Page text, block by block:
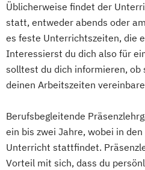
"Heilpflanzenkunde"
Gesundheitsberater/-
Gewichtsmanagement
Grundlagen der
Grundlagen der
Grundlagen der
Grundlagen der
Üblicherweise findet der
statt, entweder abends oder
es feste Unterrichtszeiten, die
Interessierst du dich also für
solltest du dich informieren,
deinen Arbeitszeiten
Berufsbegleitende
ein bis zwei Jahre, wobei in
Unterricht stattfindet.
Vorteil mit sich, dass du